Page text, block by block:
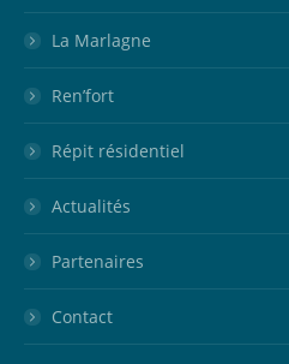
La Marlagne
Ren’fort
Répit résidentiel
Actualités
Partenaires
Contact